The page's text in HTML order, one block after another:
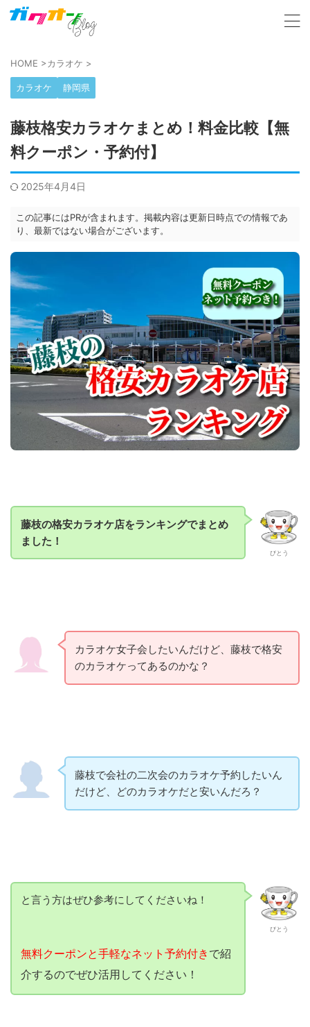
HOME >カラオケ >
カラオケ 静岡県
藤枝格安カラオケまとめ！料金比較【無
料クーポン・予約付】
2025年4月4日
この記事にはPRが含まれます。掲載内容は更新日時点での情報であ
り、最新ではない場合がございます。
びとう
藤枝の格安カラオケ店をランキングでまとめ
ました！
カラオケ女子会したいんだけど、藤枝で格安
のカラオケってあるのかな？
藤枝で会社の二次会のカラオケ予約したいん
だけど、どのカラオケだと安いんだろ？
びとう
と言う方はぜひ参考にしてくださいね！
無料クーポンと手軽なネット予約付き で紹
介するのでぜひ活用してください！